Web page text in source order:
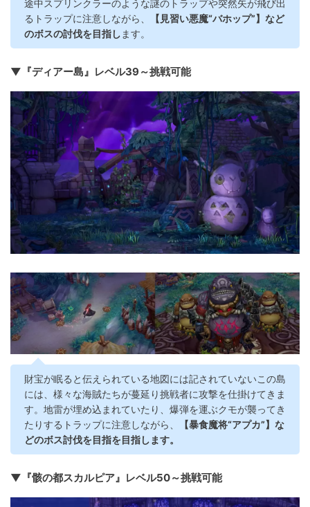
途中スプリンクラーのような謎のトラップや突然矢が飛び出
るトラップに注意しながら、
【見習い悪魔“バホップ”】など
のボスの討伐を目指し ます。
▼『ディアー島』レベル39～挑戦可能
財宝が眠ると伝えられている地図には記されていないこの島
には、様々な海賊たちが蔓延り挑戦者に攻撃を仕掛けてきま
す。地雷が埋め込まれていたり、爆弾を運ぶクモが襲ってき
たりするトラップに注意しながら、
【暴食魔将“アプカ”】な
どのボス討伐を目指を目指します。
▼『骸の都スカルピア』レベル50～挑戦可能